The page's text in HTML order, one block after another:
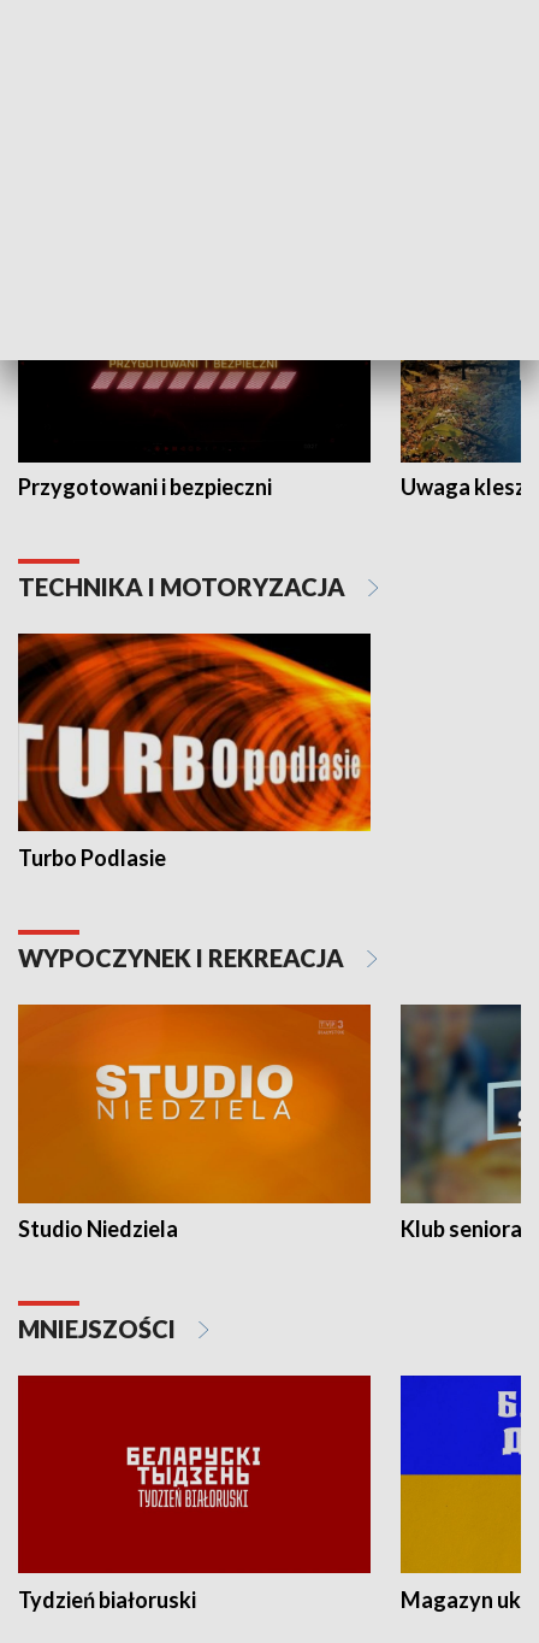
Przygotowani i bezpieczni Uwaga
TECHNIKA I MOTORYZACJA
Turbo Podlasie
WYPOCZYNEK I REKREACJA
Studio Niedziela Klub seniora
MNIEJSZOŚCI
Tydzień białoruski Magazyn